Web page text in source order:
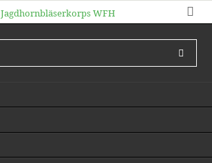
Jagdhornbläserkorps WFH